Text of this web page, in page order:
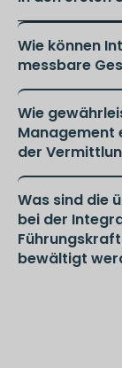
Wie können
messbare
Wie
Management
der
Was sind die
bei der
bewältigt